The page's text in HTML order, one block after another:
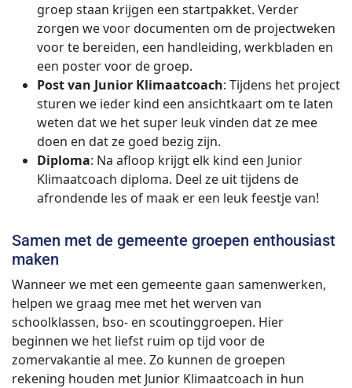
groep staan krijgen een startpakket. Verder
zorgen we voor documenten om de projectweken
voor te bereiden, een handleiding, werkbladen en
een poster voor de groep.
Post van Junior Klimaatcoach: Tijdens het project
sturen we ieder kind een ansichtkaart om te laten
weten dat we het super leuk vinden dat ze mee
doen en dat ze goed bezig zijn.
Diploma: Na afloop krijgt elk kind een Junior
Klimaatcoach diploma. Deel ze uit tijdens de
afrondende les of maak er een leuk feestje van!
Samen met de gemeente groepen enthousiast
maken
Wanneer we met een gemeente gaan samenwerken,
helpen we graag mee met het werven van
schoolklassen, bso- en scoutinggroepen. Hier
beginnen we het liefst ruim op tijd voor de
zomervakantie al mee. Zo kunnen de groepen
rekening houden met Junior Klimaatcoach in hun